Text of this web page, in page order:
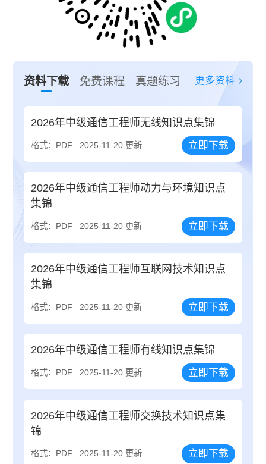
资料下载 免费课程 真题练习 更多资料
2026年中级通信工程师无线知识点集锦
格式：PDF 2025-11-20 更新 立即下载
2026年中级通信工程师动力与环境知识点
集锦
格式：PDF 2025-11-20 更新 立即下载
2026年中级通信工程师互联网技术知识点
集锦
格式：PDF 2025-11-20 更新 立即下载
2026年中级通信工程师有线知识点集锦
格式：PDF 2025-11-20 更新 立即下载
2026年中级通信工程师交换技术知识点集
锦
格式：PDF 2025-11-20 更新 立即下载